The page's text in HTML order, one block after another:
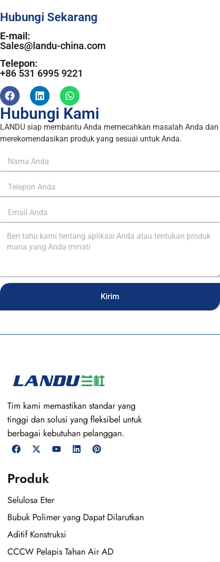
Hubungi Sekarang
E-mail:
Sales@landu-china.com
Telepon:
+86 531 6995 9221
Hubungi Kami
LANDU siap membantu Anda memecahkan masalah Anda dan
merekomendasikan produk yang sesuai untuk Anda.
Kirim
Tim kami memastikan standar yang
tinggi dan solusi yang fleksibel untuk
berbagai kebutuhan pelanggan.
Produk
Selulosa Eter
Bubuk Polimer yang Dapat Dilarutkan
Aditif Konstruksi
CCCW Pelapis Tahan Air AD